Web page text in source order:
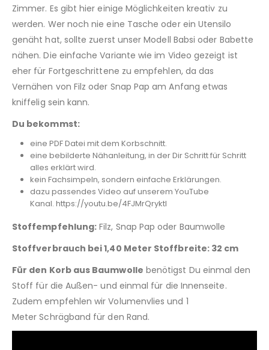
Zimmer. Es gibt hier einige Möglichkeiten kreativ zu
werden. Wer noch nie eine Tasche oder ein Utensilo
genäht hat, sollte zuerst unser Modell Babsi oder Babette
nähen. Die einfache Variante wie im Video gezeigt ist
eher für Fortgeschrittene zu empfehlen, da das
Vernähen von Filz oder Snap Pap am Anfang etwas
kniffelig sein kann.
Du bekommst:
eine PDF Datei mit dem Korbschnitt.
eine bebilderte Nähanleitung, in der Dir Schritt für Schritt
alles erklärt wird.
kein Fachsimpeln, sondern einfache Erklärungen.
dazu passendes Video auf unserem YouTube
Kanal. https://youtu.be/4FJMrQryktI
Stoffempfehlung: Filz, Snap Pap oder Baumwolle
Stoffverbrauch bei 1,40 Meter Stoffbreite: 32 cm
Für den Korb aus Baumwolle benötigst Du einmal den
Stoff für die Außen- und einmal für die Innenseite.
Zudem empfehlen wir Volumenvlies und 1
Meter Schrägband für den Rand.